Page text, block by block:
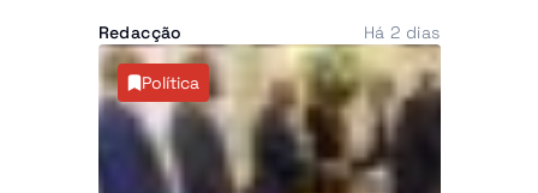
Investigação Criminal (SIC) anunciou,
esta sexta-feira, a detenção de três
cidadãos angolanos suspeitos de
envolvimento no caso, que expôs
uma alegada rede internacional de
tráfico de estupefacientes com
Redacção Há 2 dias
Política